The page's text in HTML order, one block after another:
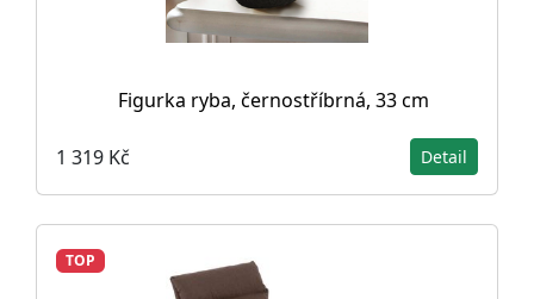
Figurka ryba, černostříbrná, 33 cm
1 319 Kč Detail
TOP